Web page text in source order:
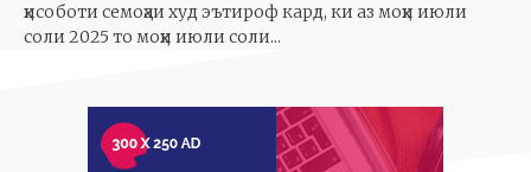
ҳисоботи семоҳаи худ эътироф кард, ки аз моҳи июли
соли 2025 то моҳи июли соли...